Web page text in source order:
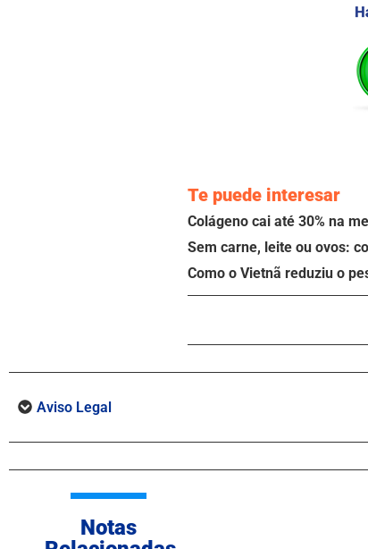
Te puede interesar
Colágeno cai até 30% na
Sem carne, leite ou ovos:
Como o Vietnã reduziu o
Aviso Legal
Notas